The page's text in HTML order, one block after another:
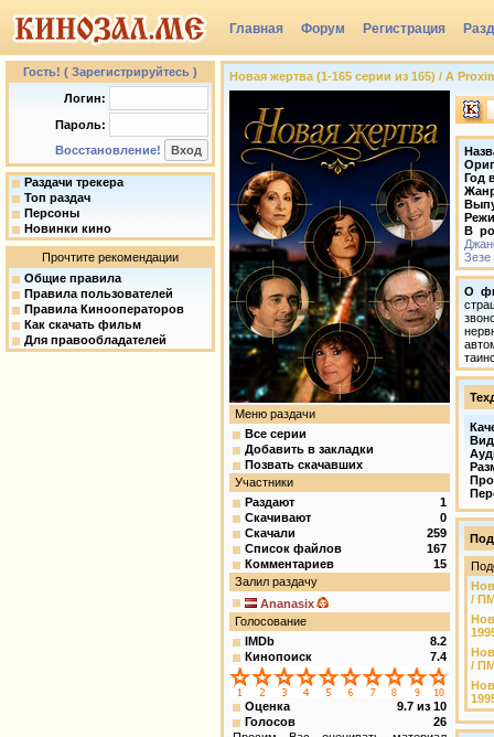
Главная Форум Регистрация
Группы
Гость! ( Зарегистрируйтесь )
Логин:
Пароль:
Восстановление!
Раздачи трекера
Топ раздач
Персоны
Новинки кино
Прочтите рекомендации
Общие правила
Правила пользователей
Правила Кинооператоров
Как скачать фильм
Для правообладателей
Новая жертва (1-165 серии из 165) / A
Меню раздачи
Все серии
Добавить в закладки
Позвать скачавших
Участники
Раздают
1
Скачивают
0
Скачали
259
Список файлов
167
Комментариев
15
Залил раздачу
Ananasix
Голосование
IMDb
8.2
Кинопоиск
7.4
Оценка 9.7 из 10
Голосов
26
Год
В
Зезе
О
/
/